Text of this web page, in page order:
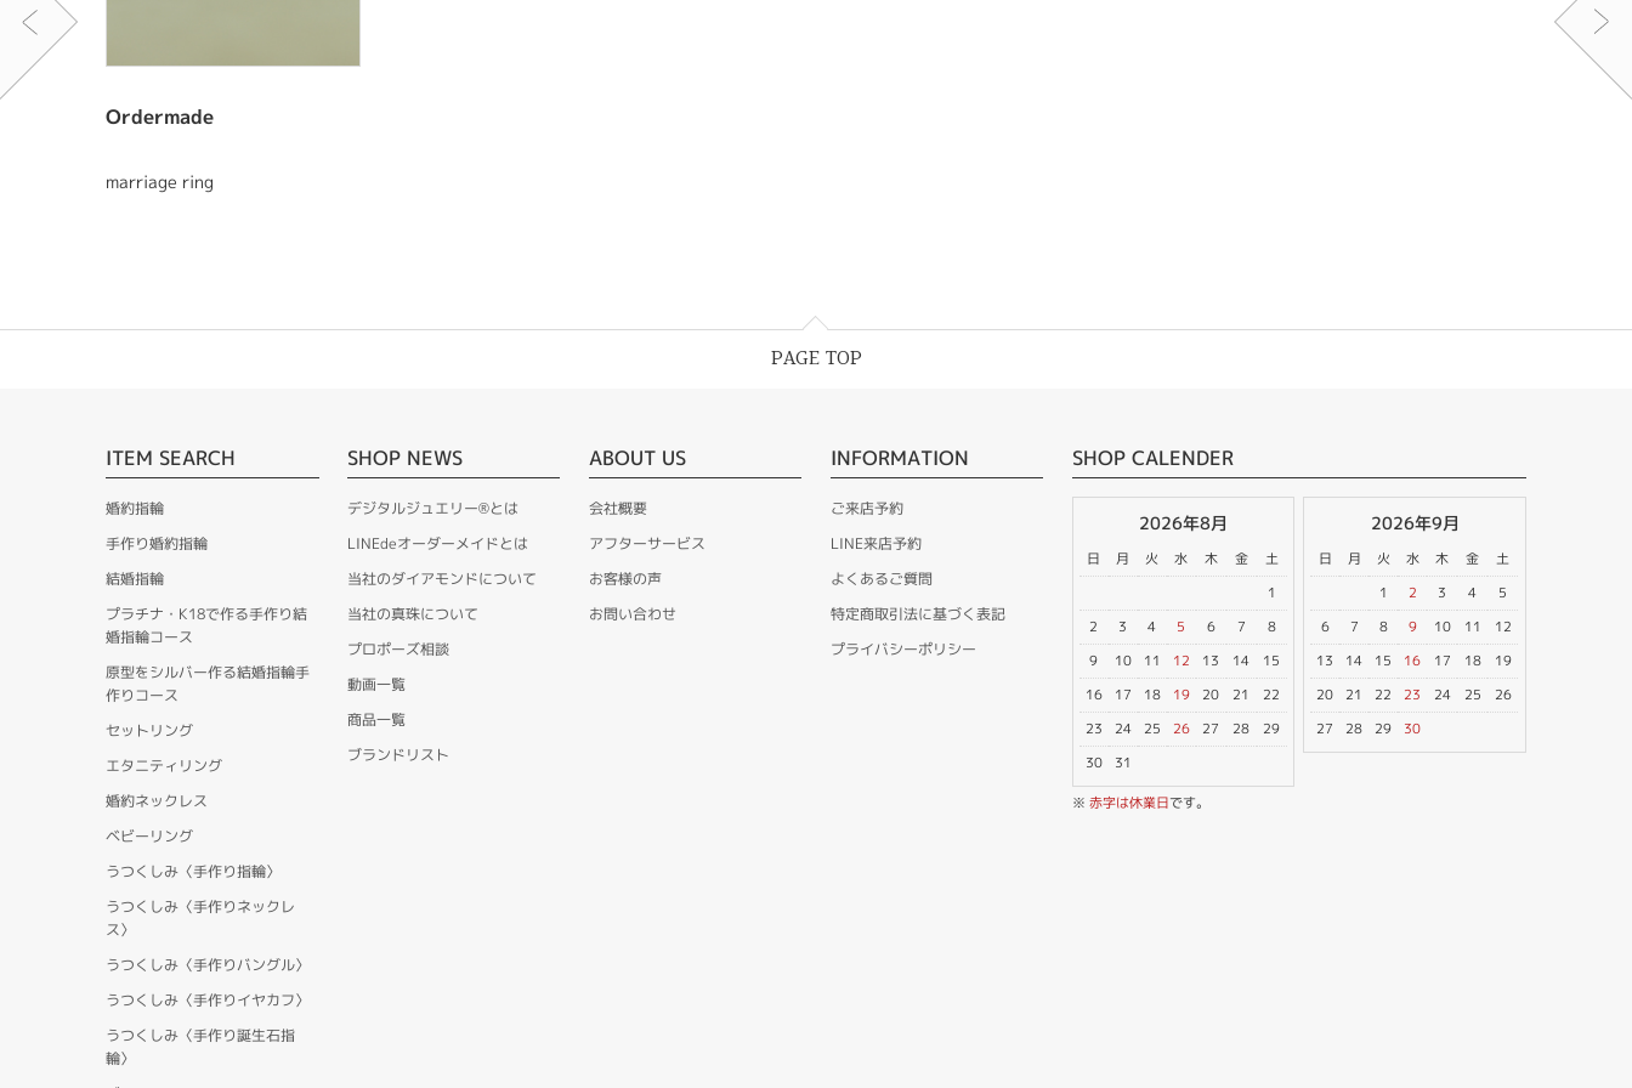
Ordermade
marriage ring
PAGE TOP
ITEM SEARCH
婚約指輪
手作り婚約指輪
結婚指輪
プラチナ・K18で作る手作り結
婚指輪コース
原型をシルバー作る結婚指輪手
作りコース
セットリング
エタニティリング
婚約ネックレス
ベビーリング
うつくしみ〈手作り指輪〉
うつくしみ〈手作りネックレ
ス〉
うつくしみ〈手作りバングル〉
うつくしみ〈手作りイヤカフ〉
うつくしみ〈手作り誕生石指
輪〉
SHOP NEWS
デジタルジュエリー®とは
LINEdeオーダーメイドとは
当社のダイアモンドについて
当社の真珠について
プロポーズ相談
動画一覧
商品一覧
ブランドリスト
ABOUT US
会社概要
アフターサービス
お客様の声
お問い合わせ
INFORMATION
ご来店予約
LINE来店予約
よくあるご質問
特定商取引法に基づく表記
プライバシーポリシー
SHOP CALENDER
2026年8月
日 月 火 水 木 金
土
1
2
3 4 5 6 7
8
9
10 11 12 13 14
15
16
17 18 19 20 21
22
23
24 25 26 27 28
29
30
31
2026年9月
日 月 火 水 木 金
土
1
2 3 4
5
6
7 8 9 10 11
12
13
14 15 16 17 18
19
20
21 22 23 24 25
26
27
28 29 30
※ 赤字は休業日です。